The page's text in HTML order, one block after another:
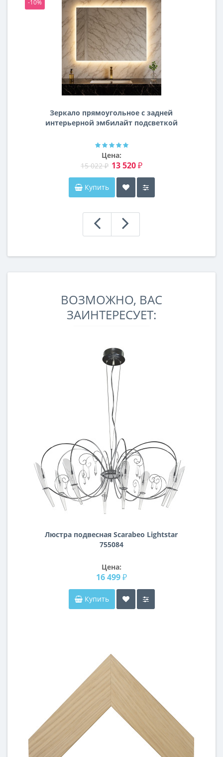
-10%
Зеркало прямоугольное с задней
интерьерной эмбилайт подсветкой
Цена:
15 022 ₽ 13 520 ₽
Купить
ВОЗМОЖНО, ВАС
ЗАИНТЕРЕСУЕТ:
Люстра подвесная Scarabeo Lightstar
755084
Цена:
16 499 ₽
Купить